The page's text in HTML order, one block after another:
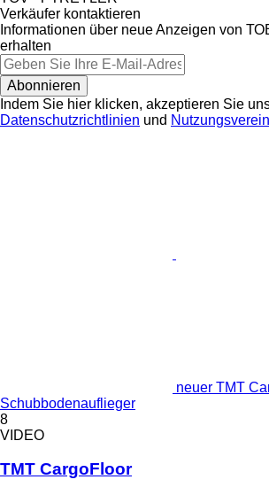
Verkäufer kontaktieren
Informationen über neue Anzeigen von
erhalten
Abonnieren
Indem Sie hier klicken, akzeptieren Sie
Datenschutzrichtlinien und
neuer TMT
Schubbodenauflieger
8
VIDEO
TMT CargoFloor